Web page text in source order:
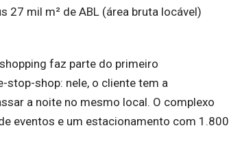
27 mil m² de ABL (área bruta locável)
faz parte do primeiro
shop: nele, o cliente tem a
a noite no mesmo local. O complexo
eventos e um estacionamento com 1.800